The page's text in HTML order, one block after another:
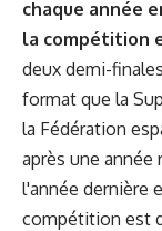
chaque année
la compétition
deux demi-
format que la
la Fédération
après une année
l'année dernière
compétition est